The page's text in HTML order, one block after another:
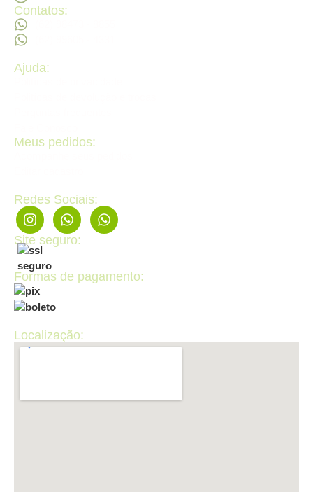
Contatos:
Ajuda:
Meus pedidos:
Redes Sociais:
Site seguro:
Formas de pagamento:
Localização: